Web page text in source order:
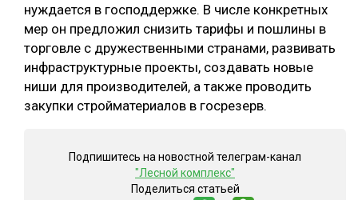
нуждается в господдержке. В числе конкретных
мер он предложил снизить тарифы и пошлины в
торговле с дружественными странами, развивать
инфраструктурные проекты, создавать новые
ниши для производителей, а также проводить
закупки стройматериалов в госрезерв.
Подпишитесь на новостной телеграм-канал
"Лесной комплекс"
Поделиться статьей